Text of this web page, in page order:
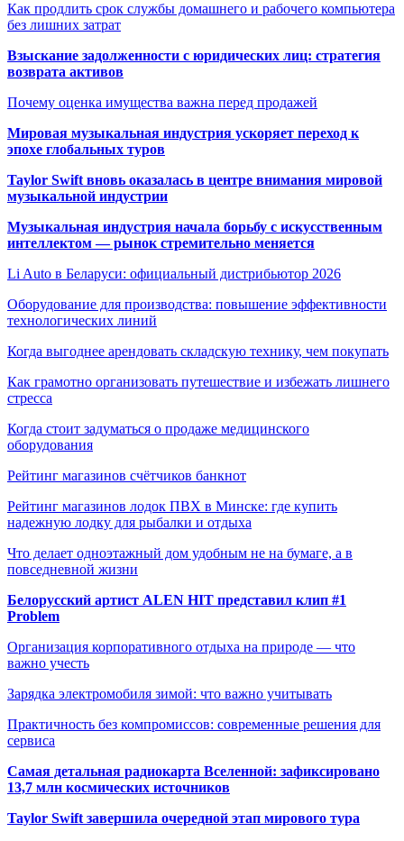
Как продлить срок службы домашнего и рабочего компьютера
без лишних затрат
Взыскание задолженности с юридических лиц: стратегия
возврата активов
Почему оценка имущества важна перед продажей
Мировая музыкальная индустрия ускоряет переход к
эпохе глобальных туров
Taylor Swift вновь оказалась в центре внимания мировой
музыкальной индустрии
Музыкальная индустрия начала борьбу с искусственным
интеллектом — рынок стремительно меняется
Li Auto в Беларуси: официальный дистрибьютор 2026
Оборудование для производства: повышение эффективности
технологических линий
Когда выгоднее арендовать складскую технику, чем покупать
Как грамотно организовать путешествие и избежать лишнего
стресса
Когда стоит задуматься о продаже медицинского
оборудования
Рейтинг магазинов счётчиков банкнот
Рейтинг магазинов лодок ПВХ в Минске: где купить
надежную лодку для рыбалки и отдыха
Что делает одноэтажный дом удобным не на бумаге, а в
повседневной жизни
Белорусский артист ALEN HIT представил клип #1
Problem
Организация корпоративного отдыха на природе — что
важно учесть
Зарядка электромобиля зимой: что важно учитывать
Практичность без компромиссов: современные решения для
сервиса
Самая детальная радиокарта Вселенной: зафиксировано
13,7 млн космических источников
Taylor Swift завершила очередной этап мирового тура